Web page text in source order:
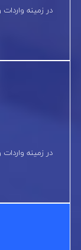
در زمینه
در زمینه